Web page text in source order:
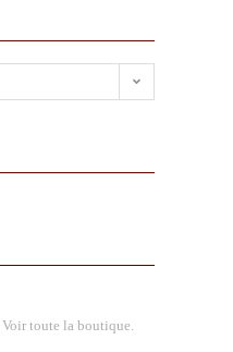
Voir toute la boutique.